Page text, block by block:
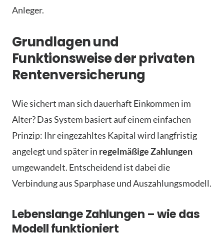
Anleger.
Grundlagen und
Funktionsweise der privaten
Rentenversicherung
Wie sichert man sich dauerhaft Einkommen im
Alter? Das System basiert auf einem einfachen
Prinzip: Ihr eingezahltes Kapital wird langfristig
angelegt und später in regelmäßige Zahlungen
umgewandelt. Entscheidend ist dabei die
Verbindung aus Sparphase und Auszahlungsmodell.
Lebenslange Zahlungen – wie das
Modell funktioniert